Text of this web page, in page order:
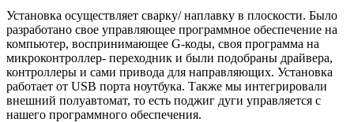
Установка осуществляет сварку/ наплавку в плоскости. Было
разработано свое управляющее программное обеспечение на
компьютер, воспринимающее G-коды, своя программа на
микроконтроллер- переходник и были подобраны драйвера,
контроллеры и сами привода для направляющих. Установка
работает от USB порта ноутбука. Также мы интегрировали
внешний полуавтомат, то есть поджиг дуги управляется с
нашего программного обеспечения.